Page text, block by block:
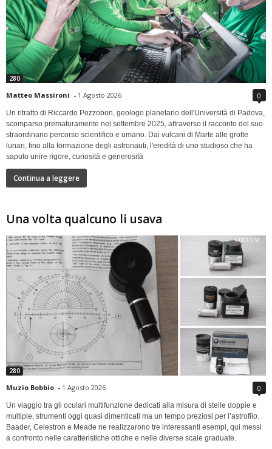
280
Matteo Massironi - 1 Agosto 2026 0
Un ritratto di Riccardo Pozzobon, geologo planetario dell'Università di Padova,
scomparso prematuramente nel settembre 2025, attraverso il racconto del suo
straordinario percorso scientifico e umano. Dai vulcani di Marte alle grotte
lunari, fino alla formazione degli astronauti, l'eredità di uno studioso che ha
saputo unire rigore, curiosità e generosità
Continua a leggere
Una volta qualcuno li usava
280
Muzio Bobbio - 1 Agosto 2026 0
Un viaggio tra gli oculari multifunzione dedicati alla misura di stelle doppie e
multiple, strumenti oggi quasi dimenticati ma un tempo preziosi per l’astrofilo.
Baader, Celestron e Meade ne realizzarono tre interessanti esempi, qui messi
a confronto nelle caratteristiche ottiche e nelle diverse scale graduate.